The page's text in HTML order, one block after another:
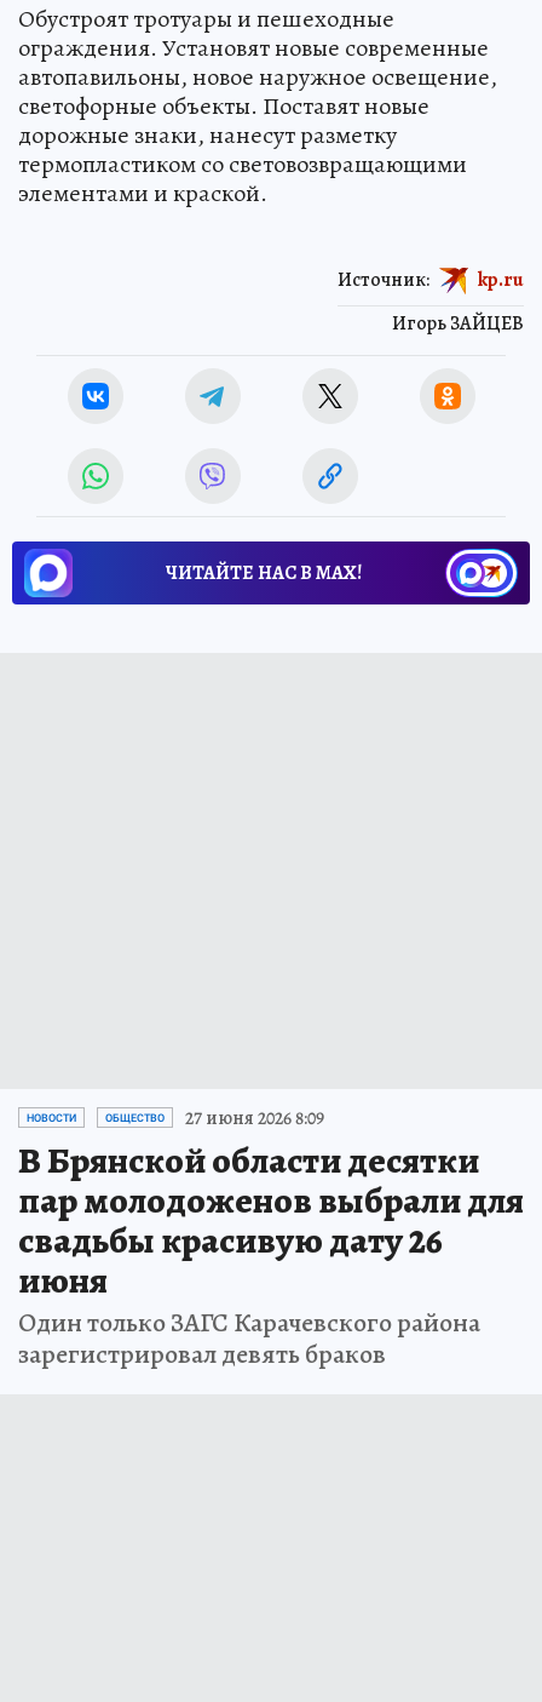
Обустроят тротуары и пешеходные
ограждения. Установят новые современные
автопавильоны, новое наружное освещение,
светофорные объекты. Поставят новые
дорожные знаки, нанесут разметку
термопластиком со световозвращающими
элементами и краской.
Игорь ЗАЙЦЕВ
Источник: kp.ru
ЧИТАЙТЕ НАС В МАХ!
НОВОСТИ ОБЩЕСТВО 27 июня 2026 8:09
В Брянской области десятки
пар молодоженов выбрали для
свадьбы красивую дату 26
июня
Один только ЗАГС Карачевского района
зарегистрировал девять браков